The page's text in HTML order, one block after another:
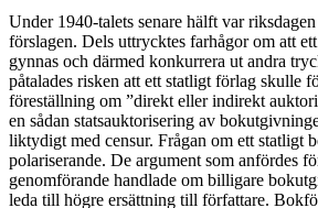
Under 1940-talets senare hälft var
förslagen. Dels uttrycktes farhågor om att
gynnas och därmed konkurrera ut andra
påtalades risken att ett statligt förlag skulle
föreställning om ”direkt eller indirekt
en sådan statsauktorisering av
liktydigt med censur. Frågan om ett statligt
polariserande. De argument som anfördes
genomförande handlade om billigare
leda till högre ersättning till författare.